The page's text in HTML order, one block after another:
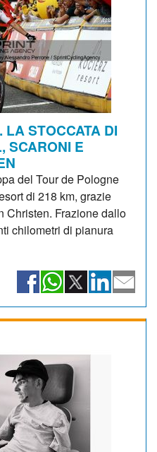
STOCCATA DI
SCARONI E
del Tour de Pologne
di 218 km, grazie
Christen. Frazione dallo
chilometri di pianura